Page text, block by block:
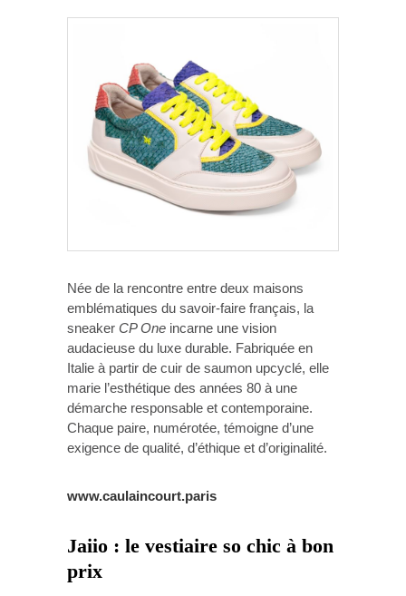
Née de la rencontre entre deux maisons
emblématiques du savoir-faire français, la
sneaker CP One incarne une vision
audacieuse du luxe durable. Fabriquée en
Italie à partir de cuir de saumon upcyclé, elle
marie l’esthétique des années 80 à une
démarche responsable et contemporaine.
Chaque paire, numérotée, témoigne d’une
exigence de qualité, d’éthique et d’originalité.
www.caulaincourt.paris
Jaiio : le vestiaire so chic à bon
prix